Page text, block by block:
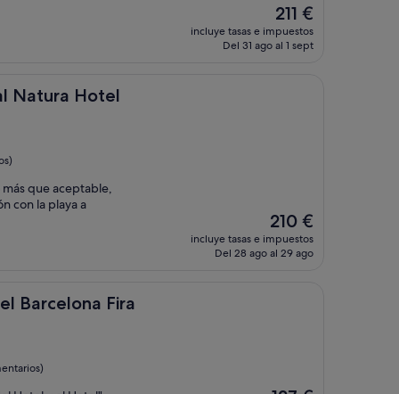
El
precio
actual
211 €
incluye tasas e impuestos
Del 31 ago al 1 sept
Natura Hotel
Hotel
que aceptable,
con la playa a
El
precio
actual
210 €
incluye tasas e impuestos
Del 28 ago al 29 ago
Barcelona Fira
Fira